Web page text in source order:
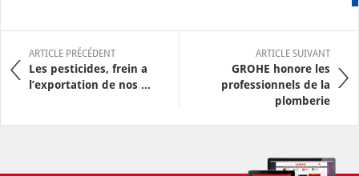
ARTICLE PRÉCÉDENT
Les pesticides, frein a
l’exportation de nos ...
ARTICLE SUIVANT
GROHE honore les
professionnels de la
plomberie